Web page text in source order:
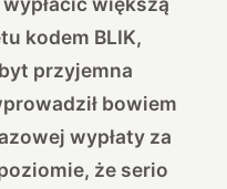
kodem BLIK,
przyjemna
bowiem
wypłaty za
że serio